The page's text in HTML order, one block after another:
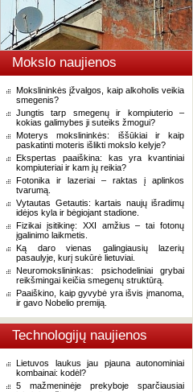
Mokslo naujienos
Mokslininkės įžvalgos, kaip alkoholis veikia
smegenis?
Jungtis tarp smegenų ir kompiuterio –
kokias galimybes ji suteiks žmogui?
Moterys mokslininkės: iššūkiai ir kaip
paskatinti moteris išlikti mokslo kelyje?
Ekspertas paaiškina: kas yra kvantiniai
kompiuteriai ir kam jų reikia?
Fotonika ir lazeriai – raktas į aplinkos
tvarumą.
Vytautas Getautis: kartais naujų išradimų
idėjos kyla ir bėgiojant stadione.
Fizikai įsitikinę: XXI amžius – tai fotonų
įgalinimo laikmetis.
Ką daro vienas galingiausių lazerių
pasaulyje, kurį sukūrė lietuviai.
Neuromokslininkas: psichodeliniai grybai
reikšmingai keičia smegenų struktūrą.
Paaiškino, kaip gyvybė yra išvis įmanoma,
ir gavo Nobelio premiją.
Technologijų naujienos
Lietuvos laukus jau pjauna autonominiai
kombainai: kodėl?
5 mažmeninėje prekyboje sparčiausiai